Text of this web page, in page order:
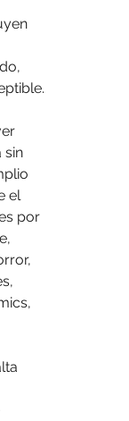
sin
el
por